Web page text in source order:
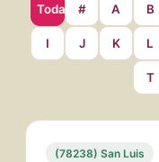
Todas # A B
I J K L
T
(78238) San Luis